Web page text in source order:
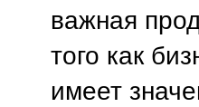
важная
того как
имеет